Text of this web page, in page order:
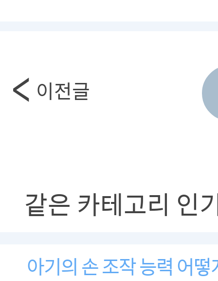
이전글
같은 카테고리 인
아기의 손 조작 능력 어